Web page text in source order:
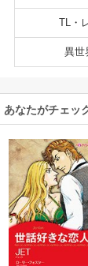
TL・
異世
あなたがチェッ